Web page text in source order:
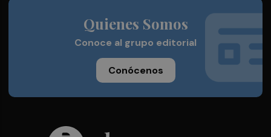
Quienes Somos
Conoce al grupo editorial
Conócenos